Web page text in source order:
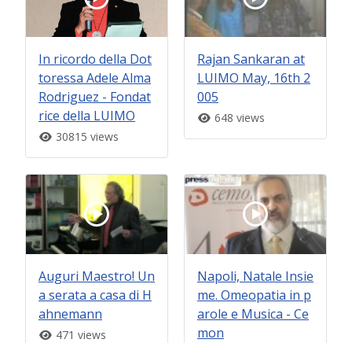
In ricordo della Dot
toressa Adele Alma
Rodriguez - Fondat
rice della LUIMO
30815 views
Rajan Sankaran at
LUIMO May, 16th 2
005
648 views
Auguri Maestro! Un
a serata a casa di H
ahnemann
471 views
Napoli, Natale Insie
me. Omeopatia in p
arole e Musica - Ce
mon